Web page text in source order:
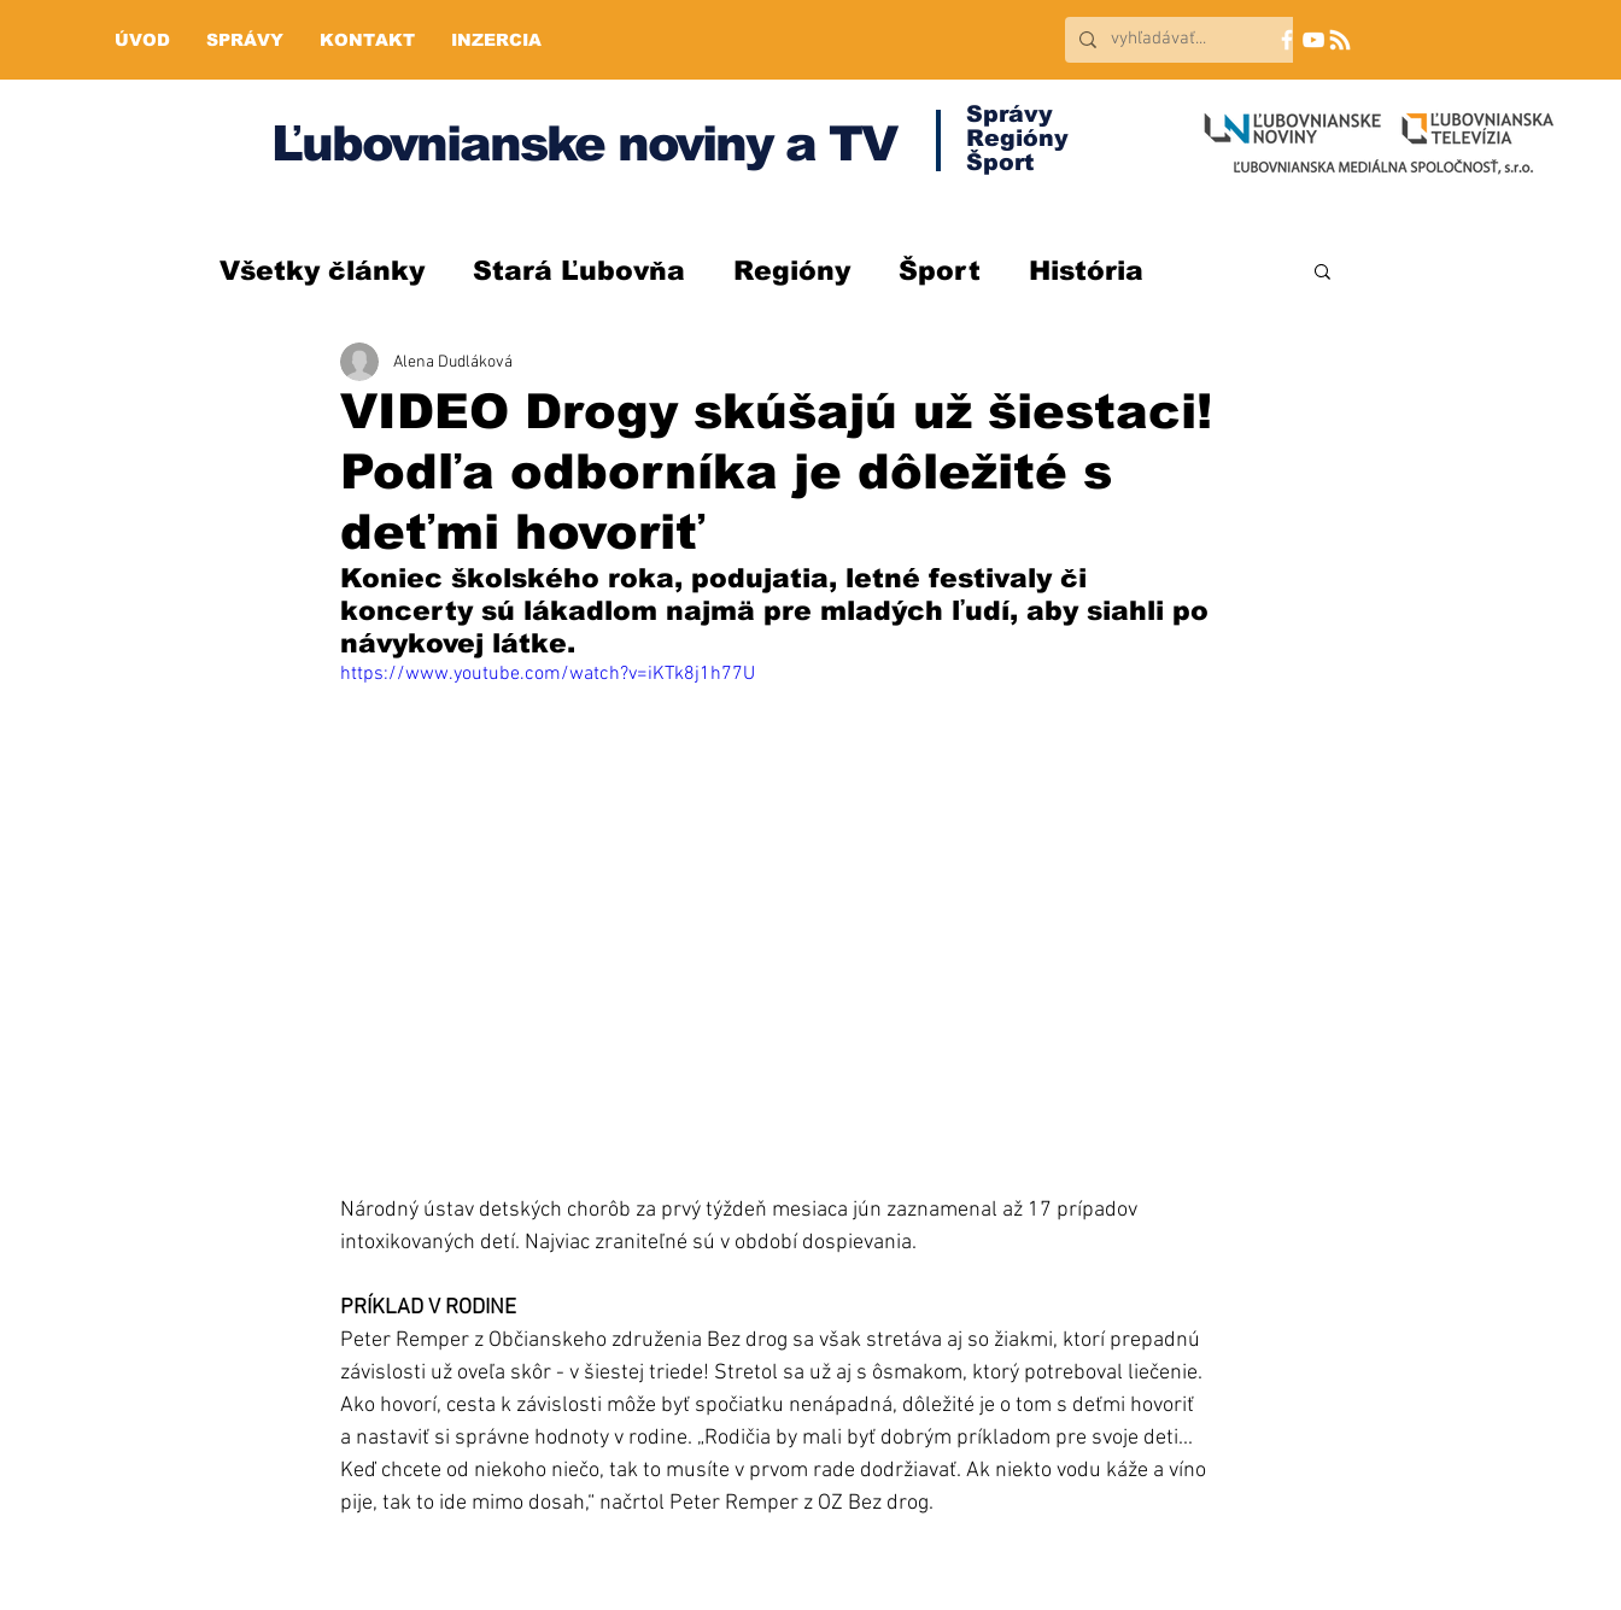
ÚVOD SPRÁVY KONTAKT INZERCIA
Ľubovnianske noviny a TV
Správy
Regióny
Šport
Všetky články Stará Ľubovňa Regióny Šport História
VIDEO Drogy skúšajú už šiestaci!
Podľa odborníka je dôležité s
deťmi hovoriť
Alena Dudláková
Koniec školského roka, podujatia, letné festivaly či
koncerty sú lákadlom najmä pre mladých ľudí, aby siahli po
návykovej látke.
https://www.youtube.com/watch?v=iKTk8j1h77U
Národný ústav detských chorôb za prvý týždeň mesiaca jún zaznamenal až 17 prípadov
intoxikovaných detí. Najviac zraniteľné sú v období dospievania.
PRÍKLAD V RODINE
Peter Remper z Občianskeho združenia Bez drog sa však stretáva aj so žiakmi, ktorí prepadnú
závislosti už oveľa skôr - v šiestej triede! Stretol sa už aj s ôsmakom, ktorý potreboval liečenie.
Ako hovorí, cesta k závislosti môže byť spočiatku nenápadná, dôležité je o tom s deťmi hovoriť
a nastaviť si správne hodnoty v rodine. „Rodičia by mali byť dobrým príkladom pre svoje deti...
Keď chcete od niekoho niečo, tak to musíte v prvom rade dodržiavať. Ak niekto vodu káže a víno
pije, tak to ide mimo dosah,“ načrtol Peter Remper z OZ Bez drog.